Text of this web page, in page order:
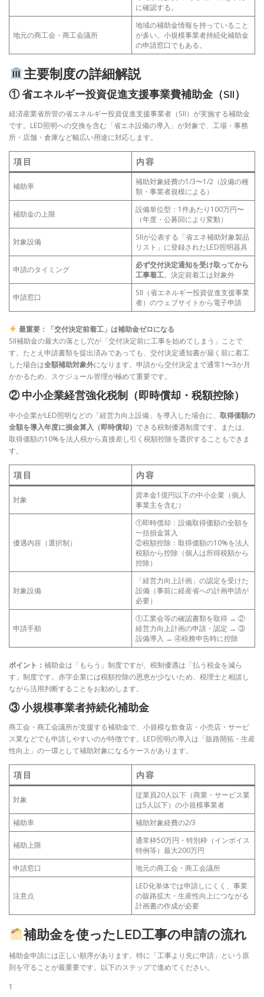
に確認する。
地元の商工会・商工会議所
地域の補助金情報を持っていること
が多い。小規模事業者持続化補助金
の申請窓口でもある。
主要制度の詳細解説
① 省エネルギー投資促進支援事業費補助金（SII）
経済産業省所管の省エネルギー投資促進支援事業者（SII）が実施する補助金
です。LED照明への交換を含む「省エネ設備の導入」が対象で、工場・事務
所・店舗・倉庫など幅広い用途に対応します。
項目 内容
補助率
補助対象経費の1/3〜1/2（設備の種
類・事業者規模による）
補助金の上限
設備単位型：1件あたり100万円〜
（年度・公募回により変動）
対象設備
SIIが公表する「省エネ補助対象製品
リスト」に登録されたLED照明器具
申請のタイミング
必ず交付決定通知を受け取ってから
工事着工。決定前着工は対象外
申請窓口
SII（省エネルギー投資促進支援事業
者）のウェブサイトから電子申請
最重要：「交付決定前着工」は補助金ゼロになる
SII補助金の最大の落とし穴が「交付決定前に工事を始めてしまう」ことで
す。たとえ申請書類を提出済みであっても、交付決定通知書が届く前に着工
した場合は全額補助対象外になります。申請から交付決定まで通常1〜3か月
かかるため、スケジュール管理が極めて重要です。
② 中小企業経営強化税制（即時償却・税額控除）
中小企業がLED照明などの「経営力向上設備」を導入した場合に、 取得価額の
全額を導入年度に損金算入（即時償却） できる税制優遇制度です。または、
取得価額の10%を法人税から直接差し引く税額控除を選択することもできま
す。
項目 内容
対象
資本金1億円以下の中小企業（個人
事業主を含む）
優遇内容（選択制）
①即時償却：設備取得価額の全額を
一括損金算入
②税額控除：取得価額の10%を法人
税額から控除（個人は所得税額から
控除）
対象設備
「経営力向上計画」の認定を受けた
設備（事前に経産省への計画申請が
必要）
申請手順
①工業会等の確認書類を取得 → ②
経営力向上計画の申請・認定 → ③
設備導入 → ④税務申告時に控除
ポイント： 補助金は「もらう」制度ですが、税制優遇は「払う税金を減ら
す」制度です。赤字企業には税額控除の恩恵が少ないため、税理士と相談し
ながら活用判断することをお勧めします。
③ 小規模事業者持続化補助金
商工会・商工会議所が支援する補助金で、小規模な飲食店・小売店・サービ
ス業などでも申請しやすいのが特徴です。LED照明の導入は「販路開拓・生産
性向上」の一環として補助対象になるケースがあります。
項目 内容
対象
従業員20人以下（商業・サービス業
は5人以下）の小規模事業者
補助率
補助対象経費の2/3
補助上限
通常枠50万円・特別枠（インボイス
特例等）最大200万円
申請窓口
地元の商工会・商工会議所
注意点
LED化単体では申請しにくく、事業
の販路拡大・生産性向上につながる
計画書の作成が必要
補助金を使ったLED工事の申請の流れ
補助金申請には正しい順序があります。特に「工事より先に申請」という原
則を守ることが最重要です。以下のステップで進めてください。
1